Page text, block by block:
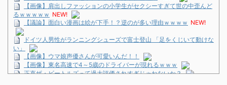
【画像】肩出しファッションの小学生がセクシーすぎて世の中歪んど
るｗｗｗｗｗ NEW!
【議論】面白い漫画は絵が下手！？逆のが多い理由ｗｗｗｗ NEW!
ドイツ人男性がランニングシューズで富士登山 「足をくじいて動けな
い」
【画像】ウマ娘声優さんが可愛いんだ！！
【画像】東名高速で4～5歳のドライバーが現れるｗｗｗ
正直ザ・ビートルズって過大評価されすぎじゃねないか？